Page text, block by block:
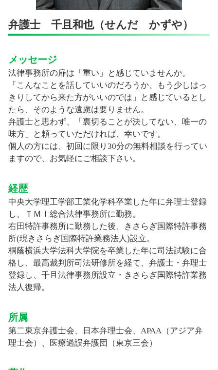
弁護士 千且和也（せんだ かずや）
メッセージ
法律事務所の扉は「重い」と感じていませんか。
「こんなことを話していいのだろうか、もう少しはっ
きりしてから来た方がいいのでは」と感じているとし
たら、そのような遠慮は要りません。
弁護士と思わず、「裏切ることが決してない、唯一の
味方」と頼っていただければ、幸いです。
個人の方には、初回に限り30分の無料相談を行ってい
ますので、お気軽にご相談下さい。
経歴
中央大学理工学部工業化学科卒業した年に弁理士登録
し、ＴＭＩ総合法律事務所に勤務。
右田特許事務所に勤務した後、きさらぎ国際特許事務
所(現きさらぎ国際特許業務法人)設立。
桐蔭横浜大学法科大学院を卒業した年に司法試験に合
格し、最高裁判所司法研修所を経て、弁護士・弁理士
登録し、千且法律事務所設立・きさらぎ国際特許業務
法人復帰。
所属
第二東京弁護士会、日本弁理士会、APAA（アジア弁
理士会）、医療過誤弁護団（東京三会）